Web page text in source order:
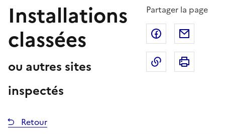
Installations
classées
ou autres sites
inspectés
Partager la page
Partager sur
Copier dans
Retour